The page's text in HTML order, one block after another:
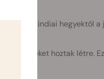
az indiai hegyektől a
hibrideket hoztak létre.